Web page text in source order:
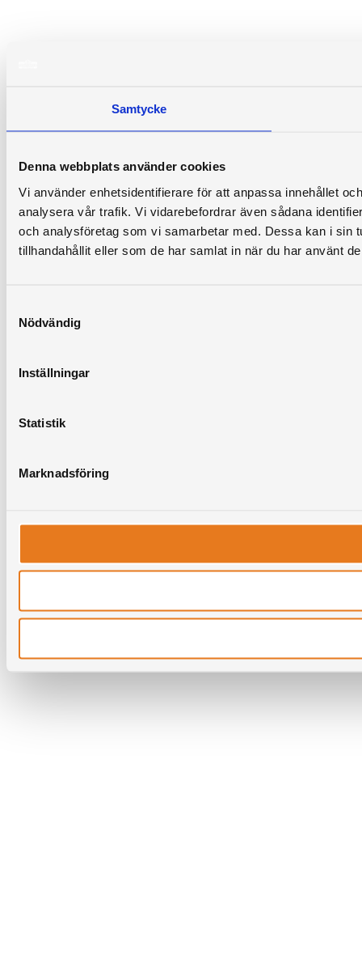
Samtycke
Denna webbplats använder cookies
Vi använder enhetsidentifierare för att anpassa innehållet
analysera vår trafik. Vi vidarebefordrar även sådana
och analysföretag som vi samarbetar med. Dessa kan i sin
tillhandahållit eller som de har samlat in när du har använt
Nödvändig
Inställningar
Statistik
Marknadsföring